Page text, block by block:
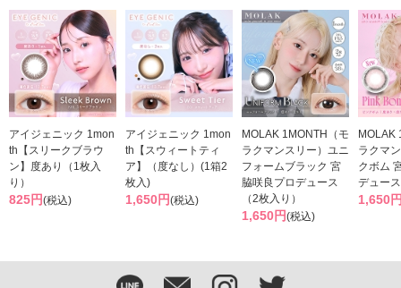
アイジェニック 1mon
th【スリークブラウ
ン】度あり（1枚入
り）
825円(税込)
アイジェニック 1mon
th【スウィートティ
ア】（度なし）(1箱2
枚入)
1,650円(税込)
MOLAK 1MONTH（モ
ラクマンスリー）ユニ
フォームブラック 宮
脇咲良プロデュース
（2枚入り）
1,650円(税込)
MOLAK
ラクマ
クボム
デュー
1,650